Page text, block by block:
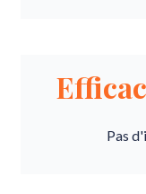
Pas